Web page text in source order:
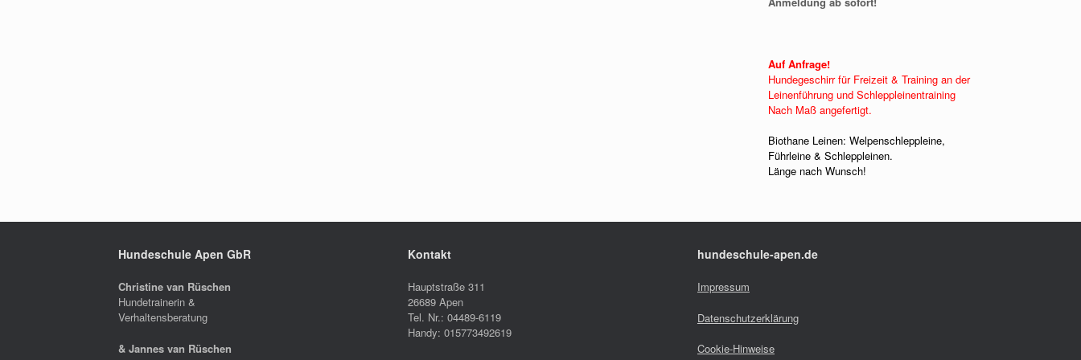
Auf Anfrage!
Hundegeschirr für Freizeit & Training an der
Leinenführung und Schleppleinentraining
Nach Maß angefertigt.
Biothane Leinen: Welpenschleppleine,
Führleine & Schleppleinen.
Länge nach Wunsch!
Hundeschule Apen GbR
Christine van Rüschen
Hundetrainerin &
Verhaltensberatung
& Jannes van Rüschen
Kontakt
Hauptstraße 311
26689 Apen
Tel. Nr.: 04489-6119
Handy: 015773492619
hundeschule-apen.de
Impressum
Datenschutzerklärung
Cookie-Hinweise